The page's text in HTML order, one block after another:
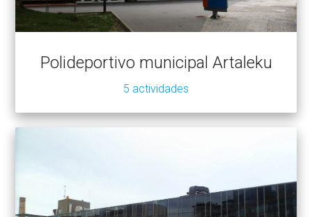
Polideportivo municipal Artaleku
5 actividades